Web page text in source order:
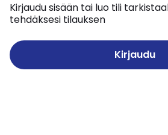
Kirjaudu sisään tai luo tili
tehdäksesi tilauksen
Kirjaudu